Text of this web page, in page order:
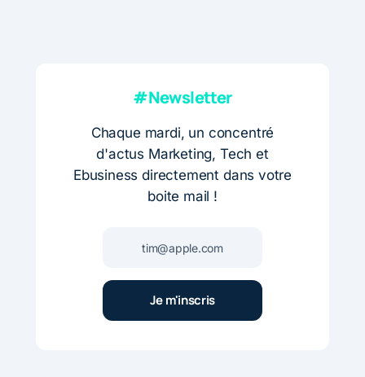
#Newsletter
Chaque mardi, un concentré
d'actus Marketing, Tech et
Ebusiness directement dans votre
boite mail !